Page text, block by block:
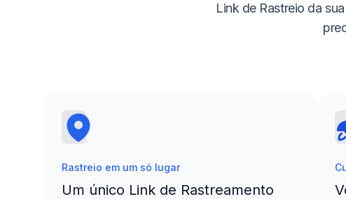
Link de Rastreio da
Rastreio em um só lugar
Um único Link de Rastreamento